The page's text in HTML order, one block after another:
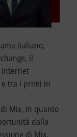
italiano,
il
tra i primi in
Mix, in quanto
dalla
di Mix.